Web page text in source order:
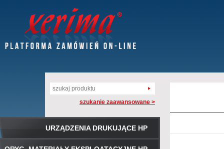
szukanie zaawansowane >
URZĄDZENIA DRUKUJĄCE HP